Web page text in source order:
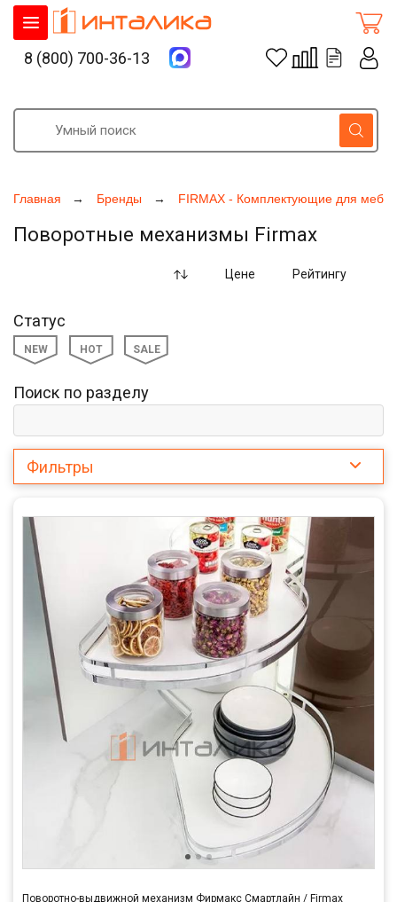
Главная Бренды FIRMAX - Комплектующие для
Поворотные механизмы Firmax
Цене Рейтингу
Статус
NEW HOT SALE
Поиск по разделу
Фильтры
Поворотно-выдвижной механизм Фирмакс Смартлайн / Firmax
8 (800) 700-36-13